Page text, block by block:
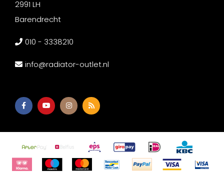
2991 LH
Barendrecht
010 - 3338210
info@radiator-outlet.nl